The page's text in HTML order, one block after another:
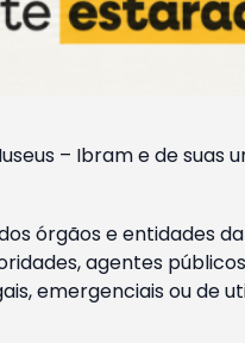
– Ibram e de
órgãos e entidades
agentes
emergenciais ou de